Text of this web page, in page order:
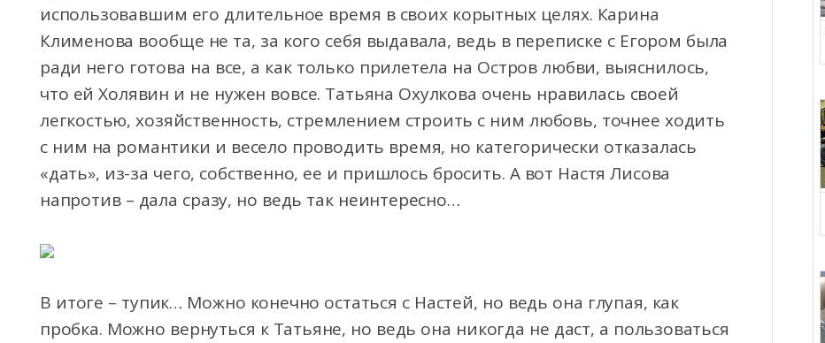
использовавшим его длительное время в своих корытных целях. Карина
Клименова вообще не та, за кого себя выдавала, ведь в переписке с Егором была
ради него готова на все, а как только прилетела на Остров любви, выяснилось,
что ей Холявин и не нужен вовсе. Татьяна Охулкова очень нравилась своей
легкостью, хозяйственность, стремлением строить с ним любовь, точнее ходить
с ним на романтики и весело проводить время, но категорически отказалась
«дать», из-за чего, собственно, ее и пришлось бросить. А вот Настя Лисова
напротив – дала сразу, но ведь так неинтересно…
В итоге – тупик… Можно конечно остаться с Настей, но ведь она глупая, как
пробка. Можно вернуться к Татьяне, но ведь она никогда не даст, а пользоваться